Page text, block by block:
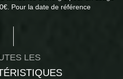
Pour la date de référence
LES